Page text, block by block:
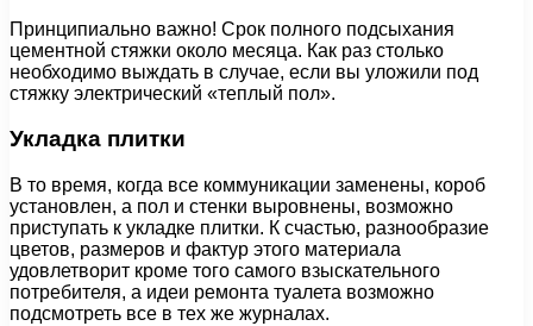
Принципиально важно! Срок полного подсыхания
цементной стяжки около месяца. Как раз столько
необходимо выждать в случае, если вы уложили под
стяжку электрический «теплый пол».
Укладка плитки
В то время, когда все коммуникации заменены, короб
установлен, а пол и стенки выровнены, возможно
приступать к укладке плитки. К счастью, разнообразие
цветов, размеров и фактур этого материала
удовлетворит кроме того самого взыскательного
потребителя, а идеи ремонта туалета возможно
подсмотреть все в тех же журналах.